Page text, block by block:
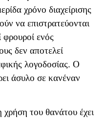
χρόνο διαχείρισης
να επιστρατεύονται
ενός
δεν αποτελεί
λογοδοσίας. Ο
άσυλο σε κανέναν
του θανάτου έχει